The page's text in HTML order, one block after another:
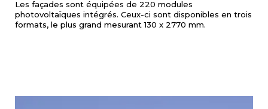
Les façades sont équipées de 220 modules
photovoltaïques intégrés. Ceux-ci sont disponibles en trois
formats, le plus grand mesurant 130 x 2770 mm.